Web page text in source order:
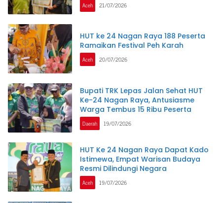
Aceh 21/07/2026
HUT ke 24 Nagan Raya 188 Peserta
Ramaikan Festival Peh Karah
Aceh 20/07/2026
Bupati TRK Lepas Jalan Sehat HUT
Ke-24 Nagan Raya, Antusiasme
Warga Tembus 15 Ribu Peserta
Daerah 19/07/2026
HUT Ke 24 Nagan Raya Dapat Kado
Istimewa, Empat Warisan Budaya
Resmi Dilindungi Negara
Aceh 19/07/2026